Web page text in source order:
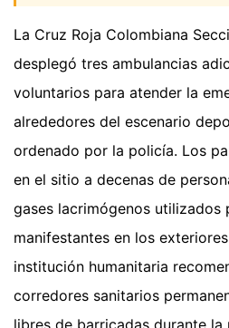
La Cruz Roja Colombiana
desplegó tres ambulancias
voluntarios para atender la
alrededores del escenario
ordenado por la policía. Los
en el sitio a decenas de
gases lacrimógenos utilizados
manifestantes en los
institución humanitaria
corredores sanitarios